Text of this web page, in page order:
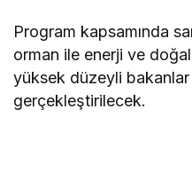
Program kapsamında
orman ile enerji ve
yüksek düzeyli bakanlar
gerçekleştirilecek.